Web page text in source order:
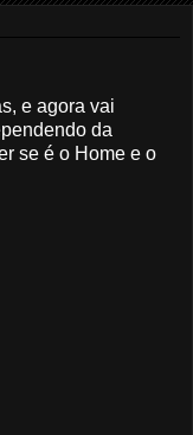
e agora vai
da
se é o Home e o